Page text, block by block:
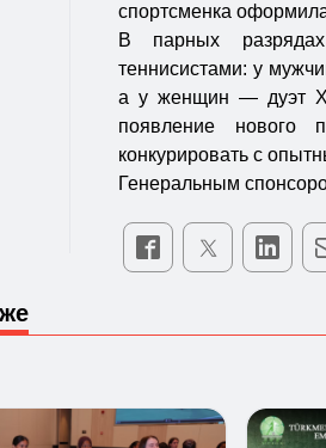
спортсменка
В парных
теннисистами: у
а у женщин — дуэт
появление нового
конкурировать с
Генеральным